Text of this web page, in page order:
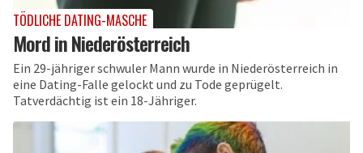
TÖDLICHE DATING-MASCHE
Mord in Niederösterreich
Ein 29-jähriger schwuler Mann wurde in Niederösterreich in
eine Dating-Falle gelockt und zu Tode geprügelt.
Tatverdächtig ist ein 18-Jähriger.